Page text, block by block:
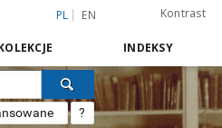
PL EN Kontrast
INDEKSY
?